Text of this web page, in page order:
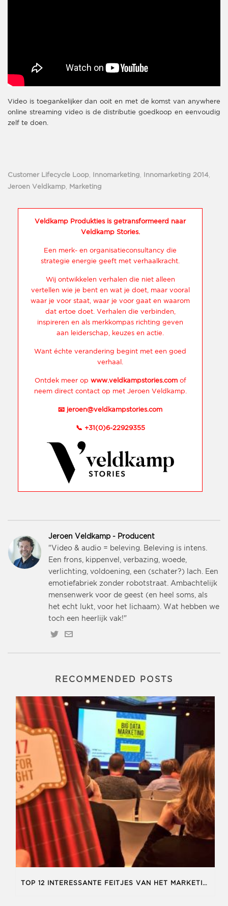
Video is toegankelijker dan ooit en met de komst van anywhere
online streaming video is de distributie goedkoop en eenvoudig
zelf te doen.
Customer Lifecycle Loop, Innomarketing , Innomarketing 2014,
Jeroen Veldkamp, Marketing
Veldkamp Produkties is getransformeerd naar
Veldkamp Stories.
Een merk- en organisatieconsultancy die
strategie energie geeft met verhaalkracht.
Wij ontwikkelen verhalen die niet alleen
vertellen wie je bent en wat je doet, maar vooral
waar je voor staat, waar je voor gaat en waarom
dat ertoe doet. Verhalen die verbinden,
inspireren en als merkkompas richting geven
aan leiderschap, keuzes en actie.
Want échte verandering begint met een goed
verhaal.
Ontdek meer op www.veldkampstories.comof
neem direct contact op met Jeroen Veldkamp.
📧 jeroen@veldkampstories.com
📞 +31(0)6-22929355
Jeroen Veldkamp - Producent
"Video & audio = beleving. Beleving is intens.
Een frons, kippenvel, verbazing, woede,
verlichting, voldoening, een (schater?) lach. Een
emotiefabriek zonder robotstraat. Ambachtelijk
mensenwerk voor de geest (en heel soms, als
het echt lukt, voor het lichaam). Wat hebben we
toch een heerlijk vak!"
RECOMMENDED POSTS
TOP 12 INTERESSANTE FEITJES VAN HET MARKETING & INSIGHTS EVENT